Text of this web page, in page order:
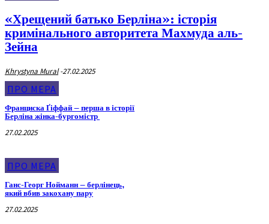
«Хрещений батько Берліна»: історія
кримінального авторитета Махмуда аль-
Зейна
Khrystyna Mural -27.02.2025
ПРО МЕРА
Франциска Ґіффай – перша в історії
Берліна жінка-бургомістр
27.02.2025
ПРО МЕРА
Ганс-Георг Нойманн – берлінець,
який вбив закохану пару
27.02.2025